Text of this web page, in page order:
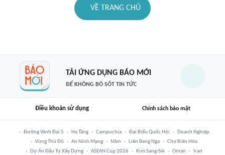
VỀ TRANG CHỦ
TẢI ỨNG DỤNG BÁO MỚI
ĐỂ KHÔNG BỎ SÓT TIN TỨC
Điều khoản sử dụng Chính sách bảo mật
Đường Vành Đai 5 Hạ Tầng Campuchia Đại Biểu Quốc Hội
Doanh Nghiệp
Vùng Thủ Đô
An Ninh Mạng Năm Liên Bang Nga
Chợ Biên Hòa
Dự Án Đầu Tư Xây Dựng
ASEAN Cup 2026 Kim Sang-Sik Oman Iran